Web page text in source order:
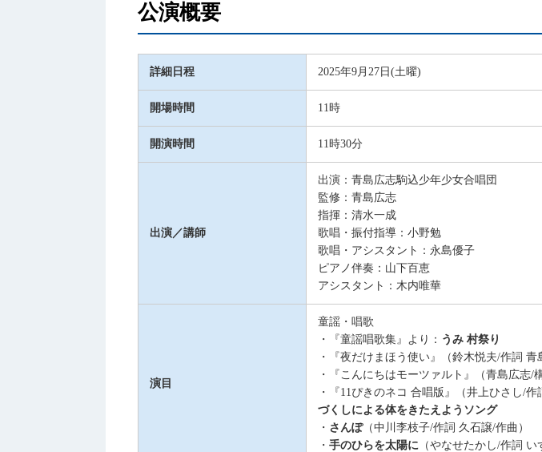
公演概要
詳細日程 2025年9月27日(土曜)
開場時間 11時
開演時間 11時30分
出演／講師
出演：青島広志駒込少年少女合唱団
監修：青島広志
指揮： 清水一成
歌唱・振付指導：小野勉
歌唱・アシスタント： 永島優子
ピアノ伴奏：山下百恵
アシスタント：木内唯華
演目
童謡・唱歌
・『童謡唱歌集』より： うみ 村祭り
・『夜だけまほう使い』（鈴木悦夫/作詞 青
・『こんにちはモーツァルト』（青島広志/
・『11ぴきのネコ 合唱版』（井上ひさし/作
づくしによる体をきたえようソング
・ さんぽ（中川李枝子/作詞 久石譲/作曲）
・ 手のひらを太陽に （やなせたかし/作詞